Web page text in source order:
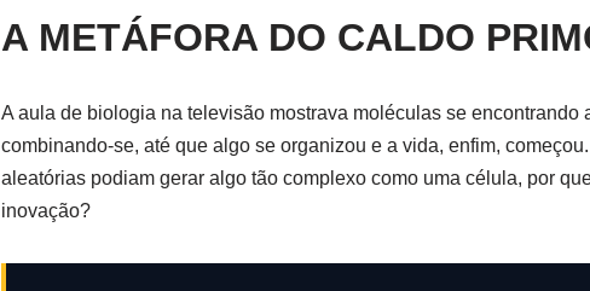
A METÁFORA DO CALDO
A aula de biologia na televisão mostrava moléculas se
combinando-se, até que algo se organizou e a vida, enfim,
aleatórias podiam gerar algo tão complexo como uma célula, por
inovação?